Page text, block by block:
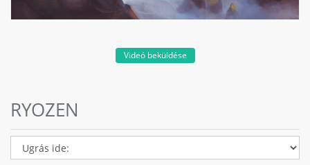
Videó beküldése
RYOZEN